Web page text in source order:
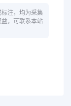
注，均为采集
，可联系本站